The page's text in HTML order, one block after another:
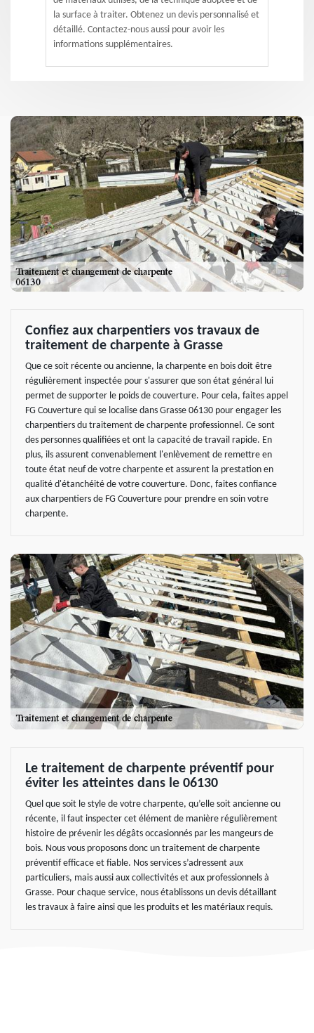
la surface à traiter. Obtenez un devis personnalisé et
détaillé. Contactez-nous aussi pour avoir les
informations supplémentaires.
Confiez aux charpentiers vos travaux de
traitement de charpente à Grasse
Que ce soit récente ou ancienne, la charpente en bois doit être
régulièrement inspectée pour s'assurer que son état général lui
permet de supporter le poids de couverture. Pour cela, faites appel
FG Couverture qui se localise dans Grasse 06130 pour engager les
charpentiers du traitement de charpente professionnel. Ce sont
des personnes qualifiées et ont la capacité de travail rapide. En
plus, ils assurent convenablement l'enlèvement de remettre en
toute état neuf de votre charpente et assurent la prestation en
qualité d'étanchéité de votre couverture. Donc, faites confiance
aux charpentiers de FG Couverture pour prendre en soin votre
charpente.
Le traitement de charpente préventif pour
éviter les atteintes dans le 06130
Quel que soit le style de votre charpente, qu’elle soit ancienne ou
récente, il faut inspecter cet élément de manière régulièrement
histoire de prévenir les dégâts occasionnés par les mangeurs de
bois. Nous vous proposons donc un traitement de charpente
préventif efficace et fiable. Nos services s’adressent aux
particuliers, mais aussi aux collectivités et aux professionnels à
Grasse. Pour chaque service, nous établissons un devis détaillant
les travaux à faire ainsi que les produits et les matériaux requis.